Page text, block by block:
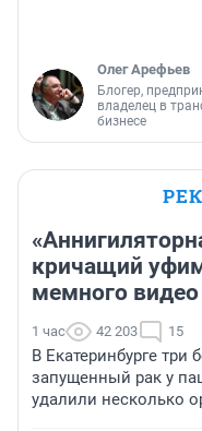
Олег Арефьев
Блогер,
владелец в
бизнесе
кричащий
мемного
1 час 42 203 15
В Екатеринбурге
запущенный рак у
удалили несколько